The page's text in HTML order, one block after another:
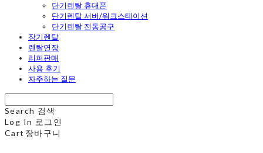
단기렌탈 휴대폰
단기렌탈 서버/워크스테이션
단기렌탈 전동공구
장기렌탈
렌탈연장
리퍼판매
사용 후기
자주하는 질문
Search 검색
Log In 로그인
Cart 장바구니